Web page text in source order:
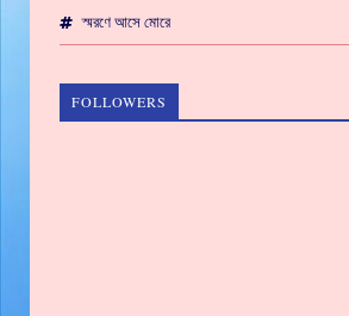
স্মরণে আসে মোরে
FOLLOWERS